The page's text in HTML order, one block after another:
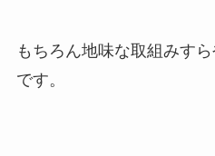
もちろん地味な取組みす
です。